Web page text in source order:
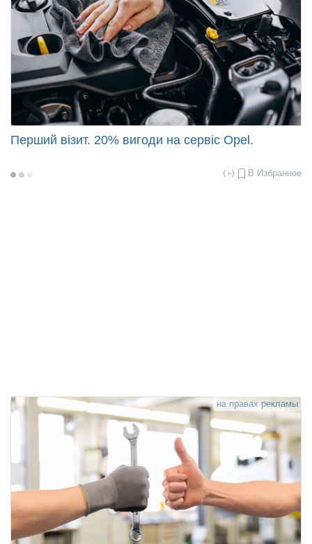
Перший візит. 20% вигоди на сервіс Opel.
2022-
В Избранное
на правах рекламы